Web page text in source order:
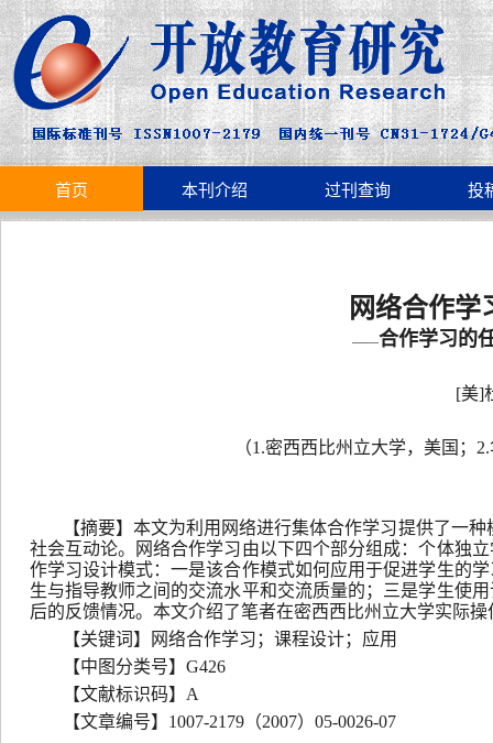
首页 本刊介绍 过刊查询 投
网络合作学
——合作学习的
[美]
（1.密西西比州立大学，美国；
【摘要】本文为利用网络进行集体合作学习提供了一
社会互动论。网络合作学习由以下四个部分组成：个体独
作学习设计模式：一是该合作模式如何应用于促进学生的
生与指导教师之间的交流水平和交流质量的；三是学生使
后的反馈情况。本文介绍了笔者在密西西比州立大学实际
【关键词】网络合作学习；课程设计；应用
【中图分类号】G426
【文献标识码】A
【文章编号】1007-2179（2007）05-0026-07